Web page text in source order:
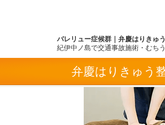
バレリュー症候群｜弁慶はりきゅ
紀伊中ノ島で交通事故施術・むち
弁慶はりきゅう